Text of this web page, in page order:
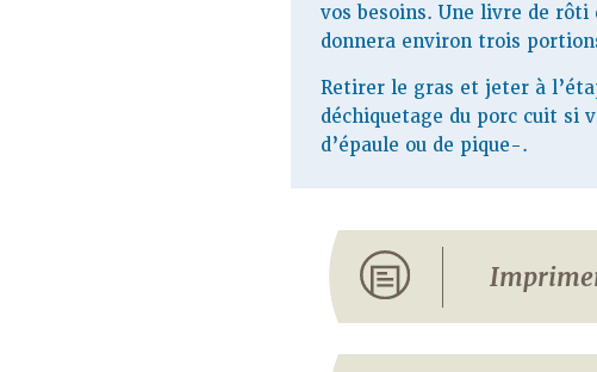
vos besoins. Une livre de rôti
donnera environ trois
Retirer le gras et jeter à
déchiquetage du porc cuit si
d’épaule ou de pique-.